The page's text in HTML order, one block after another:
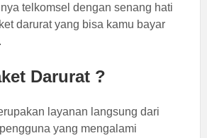
telkomsel dengan senang hati
darurat yang bisa kamu bayar
Darurat ?
layanan langsung dari
yang mengalami